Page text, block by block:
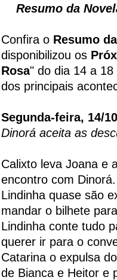
Resumo da
Confira o Resumo
disponibilizou os
Rosa" do dia 14 a
dos principais
Segunda-feira, 14/
Dinorá aceita as
Calixto leva Joana e
encontro com
Lindinha quase são
mandar o bilhete
Lindinha conte tudo
querer ir para o
Catarina o expulsa
de Bianca e Heitor e